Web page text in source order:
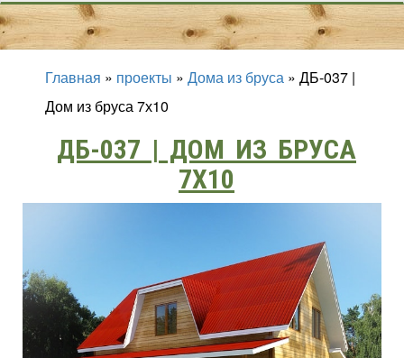
Главная » проекты » Дома из бруса » ДБ-037 |
Дом из бруса 7х10
ДБ-037 | ДОМ ИЗ БРУСА
7Х10